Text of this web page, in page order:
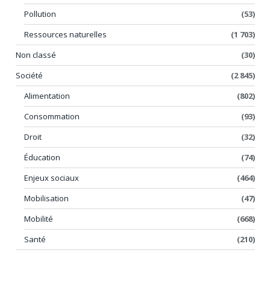
Pollution
(53)
Ressources naturelles
(1 703)
Non classé
(30)
Société
(2 845)
Alimentation
(802)
Consommation
(93)
Droit
(32)
Éducation
(74)
Enjeux sociaux
(464)
Mobilisation
(47)
Mobilité
(668)
Santé
(210)